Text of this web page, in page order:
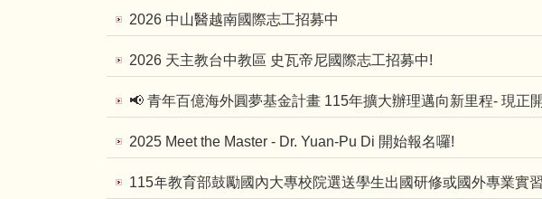
2026 中山醫越南國際志工招募中
2026 天主教台中教區 史瓦帝尼國際志工招募中!
📢 青年百億海外圓夢基金計畫 115年擴大辦理邁向新里程- 現正
2025 Meet the Master - Dr. Yuan-Pu Di 開始報名囉!
115年教育部鼓勵國內大專校院選送學生出國研修或國外專業實